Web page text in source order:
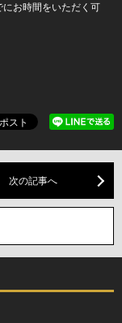
お時間をいただく可
次の記事へ